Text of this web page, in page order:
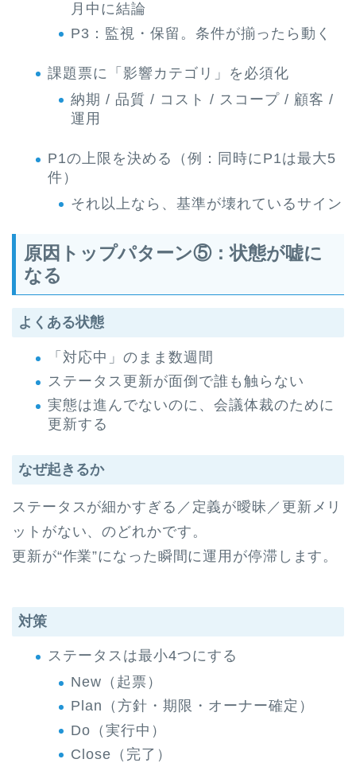
月中に結論
P3：監視・保留。条件が揃ったら動く
課題票に「影響カテゴリ」を必須化
納期 / 品質 / コスト / スコープ / 顧客 /
運用
P1の上限を決める（例：同時にP1は最大5
件）
それ以上なら、基準が壊れているサイン
原因トップパターン⑤：状態が嘘に
なる
よくある状態
「対応中」のまま数週間
ステータス更新が面倒で誰も触らない
実態は進んでないのに、会議体裁のために
更新する
なぜ起きるか
ステータスが細かすぎる／定義が曖昧／更新メリ
ットがない、のどれかです。
更新が“作業”になった瞬間に運用が停滞します。
対策
ステータスは最小4つにする
New（起票）
Plan（方針・期限・オーナー確定）
Do（実行中）
Close（完了）